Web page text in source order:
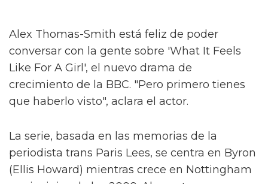
Alex Thomas-Smith está feliz de poder